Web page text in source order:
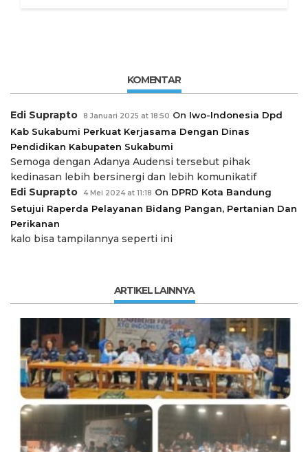
KOMENTAR
Edi Suprapto 8 Januari 2025 at 18:50 On Iwo-Indonesia Dpd
Kab Sukabumi Perkuat Kerjasama Dengan Dinas
Pendidikan Kabupaten Sukabumi
Semoga dengan Adanya Audensi tersebut pihak
kedinasan lebih bersinergi dan lebih komunikatif
Edi Suprapto
4 Mei 2024 at 11:18 On DPRD Kota Bandung
Setujui Raperda Pelayanan Bidang Pangan, Pertanian Dan
Perikanan
kalo bisa tampilannya seperti ini
ARTIKEL LAINNYA